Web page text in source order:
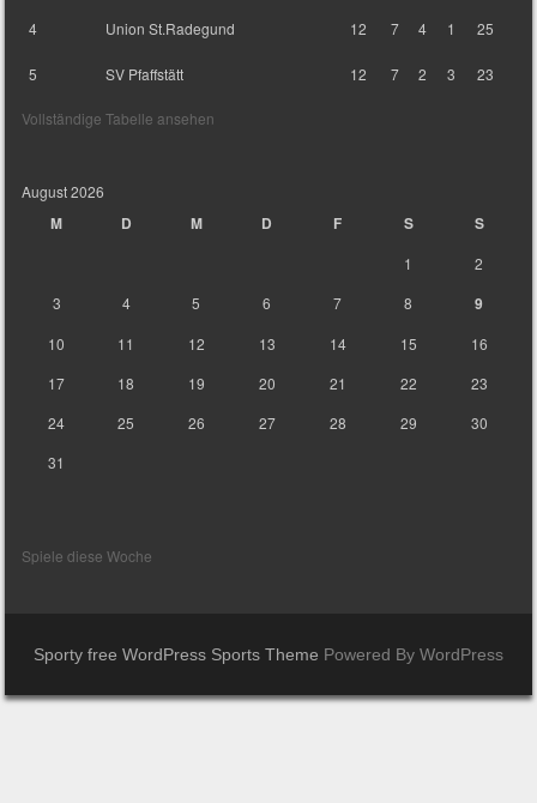
4 Union St.Radegund 12 7 4 1 25
5 SV Pfaffstätt 12 7 2 3 23
Vollständige Tabelle ansehen
August 2026
M D M D F S S
1
2
3
4 5 6 7 8 9
10 11 12 13 14 15
16
17
18 19 20 21 22
23
24
25 26 27 28 29
30
31
Spiele diese Woche
Sporty free WordPress Sports Theme Powered By WordPress